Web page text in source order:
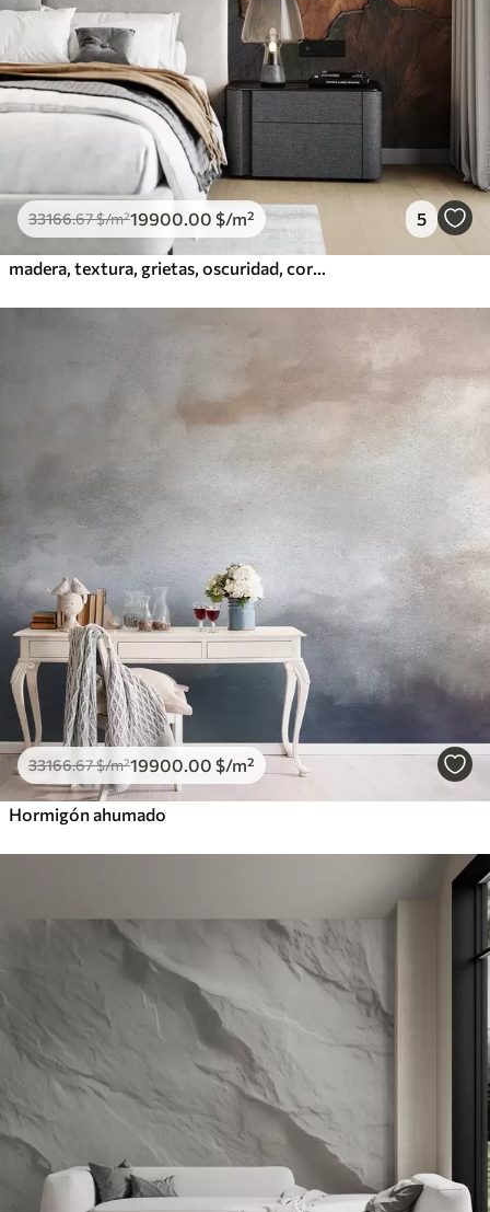
33166.67$/m²19900 .00 $/m² 5
33166.67$/m²19900 .00 $/m²
Hormigón ahumado